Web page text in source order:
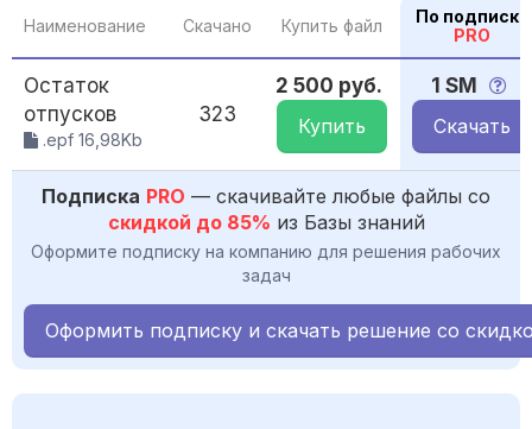
Наименование Скачано Купить файл
По подписке
PRO
Остаток
отпусков
.epf 16,98Kb
323
2 500 руб.
Купить
1 SM
Скачать
Подписка PRO — скачивайте любые файлы со
скидкой до 85% из Базы знаний
Оформите подписку на компанию для решения рабочих
задач
Оформить подписку и скачать решение со